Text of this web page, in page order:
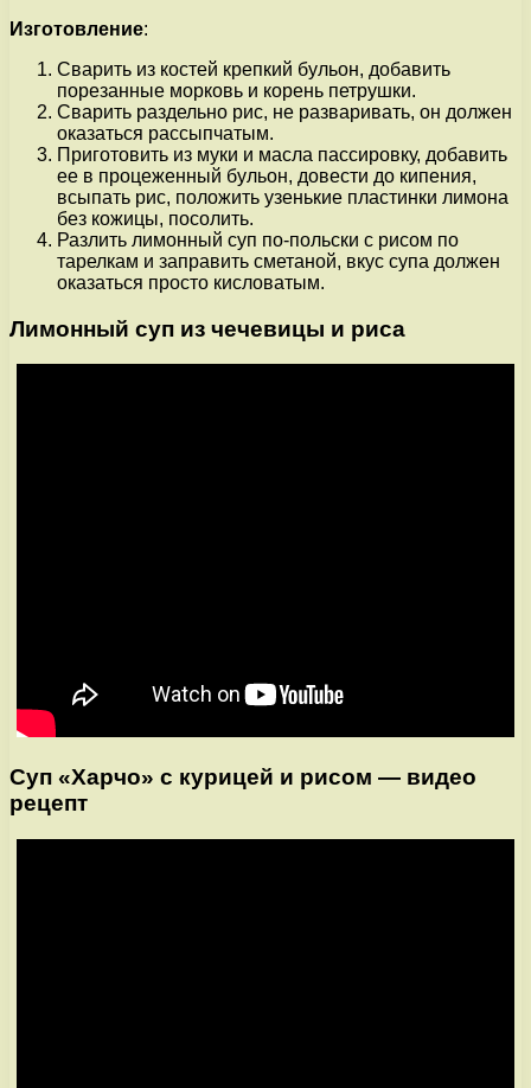
Изготовление:
Сварить из костей крепкий бульон, добавить
порезанные морковь и корень петрушки.
Сварить раздельно рис, не разваривать, он должен
оказаться рассыпчатым.
Приготовить из муки и масла пассировку, добавить
ее в процеженный бульон, довести до кипения,
всыпать рис, положить узенькие пластинки лимона
без кожицы, посолить.
Разлить лимонный суп по-польски с рисом по
тарелкам и заправить сметаной, вкус супа должен
оказаться просто кисловатым.
Лимонный суп из чечевицы и риса
Суп «Харчо» с курицей и рисом — видео
рецепт